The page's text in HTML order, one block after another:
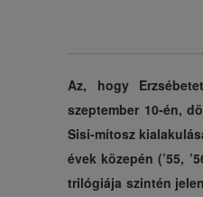
Az, hogy
szeptember 10-én,
Sisi-mítosz
évek közepén (’55,
trilógiája szintén